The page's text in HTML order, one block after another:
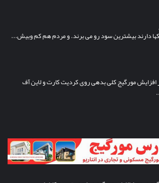
دارند بیشترین سود رو می برند. و مردم هم کم وبیش...
افزایش مورگیج کلی بدهی روی کردیت کارت و لاین آف